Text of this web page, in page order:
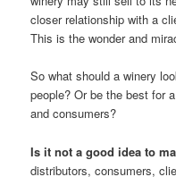
closer relationship with a
This is the wonder and
So what should a winery
people? Or be the best for
and consumers?
Is it not a good idea to
distributors, consumers,